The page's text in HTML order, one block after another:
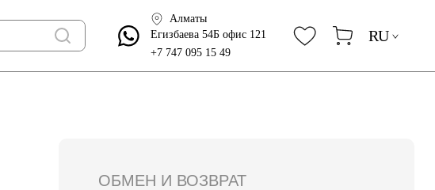
Алматы
Егизбаева 54Б офис 121
+7 747 095 15 49
RU
ОБМЕН И ВОЗВРАТ